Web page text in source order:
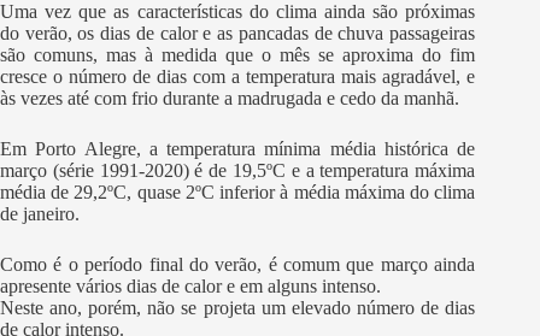
Uma vez que as características do clima ainda são próximas
do verão, os dias de calor e as pancadas de chuva passageiras
são comuns, mas à medida que o mês se aproxima do fim
cresce o número de dias com a temperatura mais agradável, e
às vezes até com frio durante a madrugada e cedo da manhã.
Em Porto Alegre, a temperatura mínima média histórica de
março (série 1991-2020) é de 19,5ºC e a temperatura máxima
média de 29,2ºC, quase 2ºC inferior à média máxima do clima
de janeiro.
Como é o período final do verão, é comum que março ainda
apresente vários dias de calor e em alguns intenso.
Neste ano, porém, não se projeta um elevado número de dias
de calor intenso.